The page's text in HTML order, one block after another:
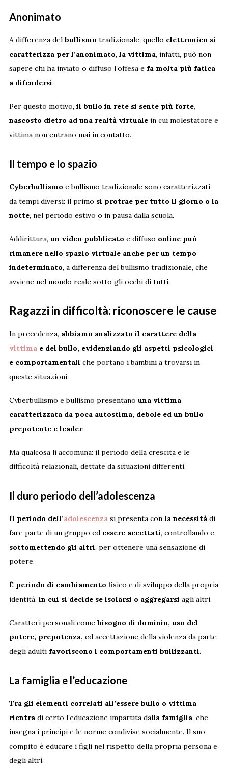
Anonimato
A differenza del bullismo tradizionale, quello elettronico si
caratterizza per l’anonimato, la vittima, infatti, può non
sapere chi ha inviato o diffuso l’offesa e fa molta più fatica
a difendersi.
Per questo motivo, il bullo in rete si sente più forte,
nascosto dietro ad una realtà virtualein cui molestatore e
vittima non entrano mai in contatto.
Il tempo e lo spazio
Cyberbullismo e bullismo tradizionale sono caratterizzati
da tempi diversi: il primo si protrae per tutto il giorno o la
notte, nel periodo estivo o in pausa dalla scuola.
Addirittura, un video pubblicato e diffuso online può
rimanere nello spazio virtuale anche per un tempo
indeterminato, a differenza del bullismo tradizionale, che
avviene nel mondo reale sotto gli occhi di tutti.
Ragazzi in difficoltà: riconoscere le cause
In precedenza, abbiamo analizzato il carattere della
vittimae del bullo, evidenziando gli aspetti psicologici
e comportamentali che portano i bambini a trovarsi in
queste situazioni.
Cyberbullismo e bullismo presentano una vittima
caratterizzata da poca autostima, debole ed un bullo
prepotente e leader.
Ma qualcosa li accomuna: il periodo della crescita e le
difficoltà relazionali, dettate da situazioni differenti.
Il duro periodo dell’adolescenza
Il periodo dell’adolescenzasi presenta con la necessitàdi
fare parte di un gruppo ed essere accettati, controllando e
sottomettendo gli altri, per ottenere una sensazione di
potere.
È periodo di cambiamento fisico e di sviluppo della propria
identità, in cui si decide se isolarsi o aggregarsi agli altri.
Caratteri personali come bisogno di dominio, uso del
potere, prepotenza, ed accettazione della violenza da parte
degli adulti favoriscono i comportamenti bullizzanti.
La famiglia e l’educazione
Tra gli elementi correlati all’essere bullo o vittima
rientradi certo l’educazione impartita dalla famiglia, che
insegna i principi e le norme condivise socialmente. Il suo
compito è educare i figli nel rispetto della propria persona e
degli altri.